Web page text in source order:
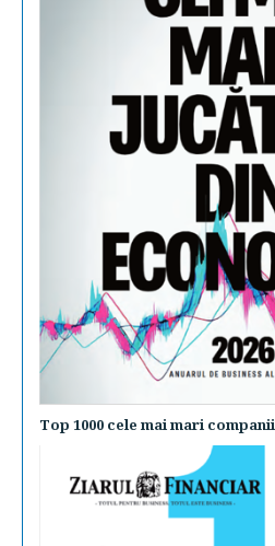
Top 1000 cele mai mari